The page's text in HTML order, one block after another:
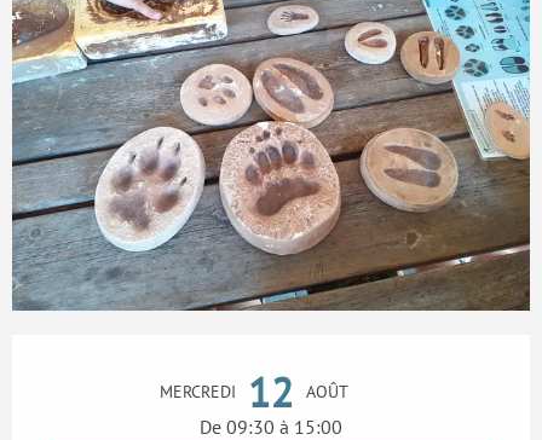
MERCREDI 12 AOÛT
De 09:30 à 15:00